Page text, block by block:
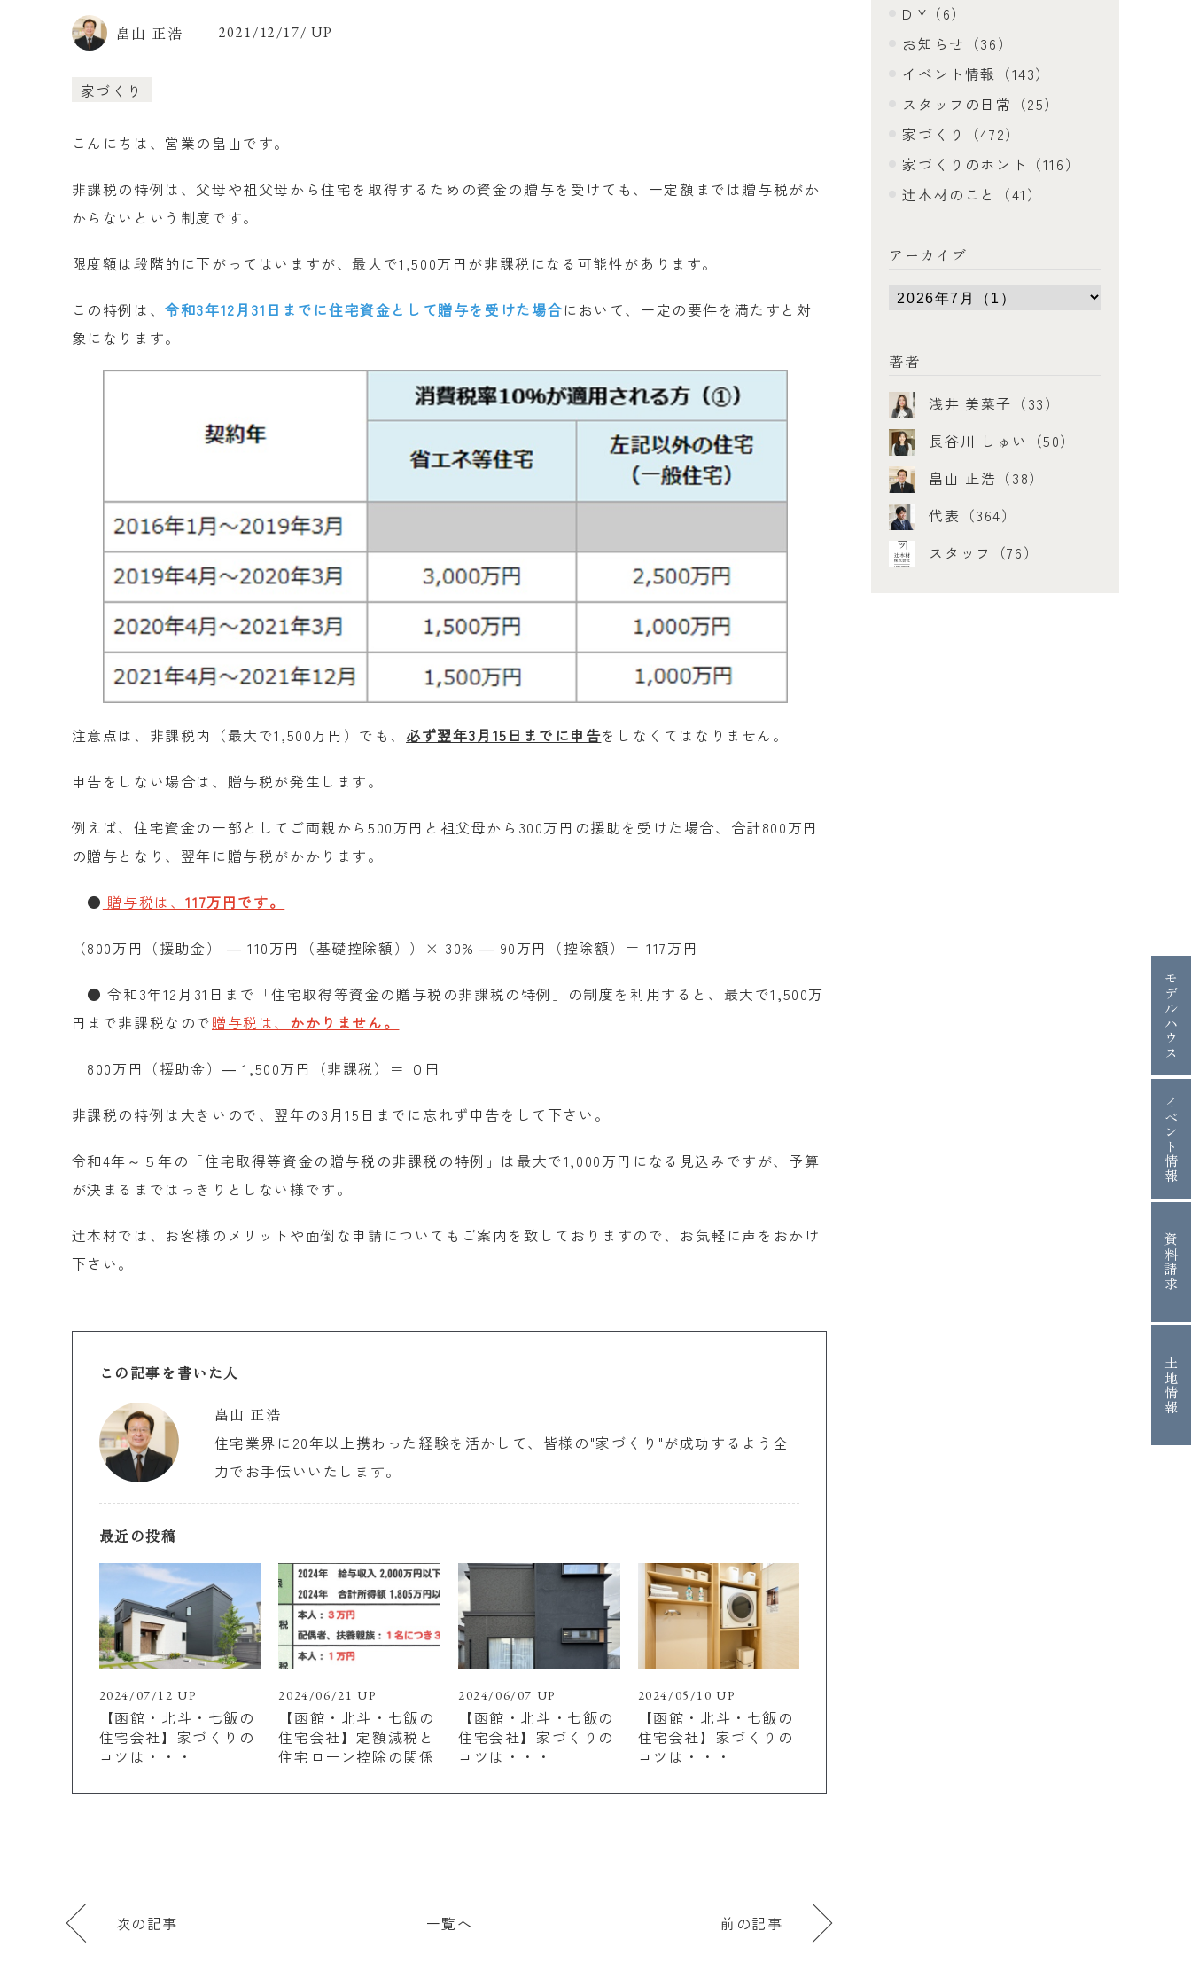
モデルハウス
イベント情報
資料請求
土地情報
畠山 正浩 2021/12/17/ UP
家づくり
こんにちは、営業の畠山です。
非課税の特例は、父母や祖父母から住宅を取得するための資金の贈与を受けても、一定額までは贈与税がか
からないという制度です。
限度額は段階的に下がってはいますが、最大で1,500万円が非課税になる可能性があります。
この特例は、令和3年12月31日までに住宅資金として贈与を受けた場合において、一定の要件を満たすと対
象になります。
注意点は、非課税内（最大で1,500万円）でも、 必ず翌年3月15日までに申告をしなくてはなりません。
申告をしない場合は、贈与税が発生します。
例えば、住宅資金の一部としてご両親から500万円と祖父母から 300万円の援助を受けた場合、合計800万円
の贈与となり、翌年に贈与税がかかります。
● 贈与税は、117万円です。
（800万円（援助金） ― 110万円（基礎控除額））× 30% ― 90万円（控除額）＝117万円
● 令和3年12 月 31 日まで「住宅取得等資金の贈与税の非課税の特例」の制度を利用すると、最大で1,500万
円まで非課税なので贈与税は、 かかりません。
800万円（援助金）―1,500万円（非課税）＝ ０円
非課税の特例は大きいので、翌年の3 月15 日までに忘れず申告をして下さい。
令和4年～５年の「住宅取得等資金の贈与税の非課税の特例」は最大で1,000万円になる見込みですが、予算
が決まるまではっきりとしない様です。
辻木材では、お客様のメリットや面倒な申請についてもご案内を致しておりますので、お気軽に声をおかけ
下さい。
この記事を書いた人
畠山 正浩
住宅業界に20年以上携わった経験を活かして、皆様の"家づくり"が成功するよう全
力でお手伝いいたします。
最近の投稿
2024/07/12 UP
【函館・北斗・七飯の
住宅会社】家づくりの
コツは・・・
2024/06/21 UP
【函館・北斗・七飯の
住宅会社】定額減税と
住宅ローン控除の関係
2024/06/07 UP
【函館・北斗・七飯の
住宅会社】家づくりの
コツは・・・
2024/05/10 UP
【函館・北斗・七飯の
住宅会社】家づくりの
コツは・・・
次の記事 一覧へ 前の記事
DIY（6）
お知らせ（36）
イベント情報（143）
スタッフの日常（25）
家づくり（472）
家づくりのホント（116）
辻木材のこと（41）
アーカイブ
著者
浅井 美菜子（33）
長谷川 しゅい（50）
畠山 正浩（38）
代表（364）
スタッフ（76）